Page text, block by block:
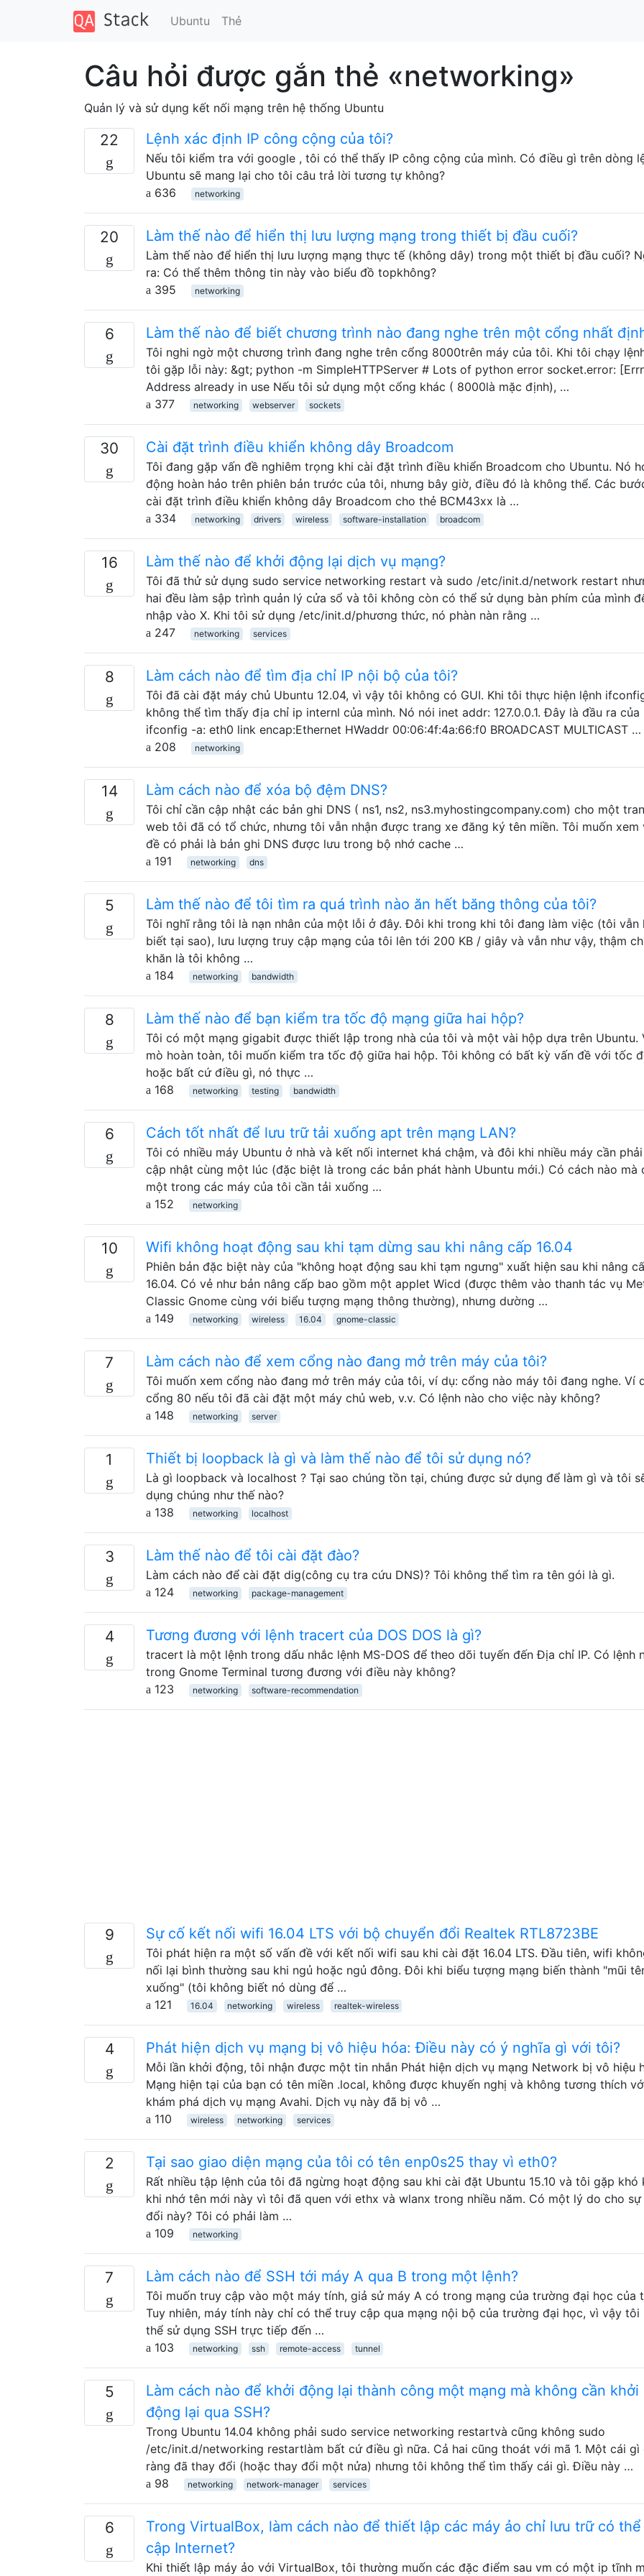
Ubuntu Thẻ
Câu hỏi được gắn thẻ «networking»
Quản lý và sử dụng kết nối mạng trên hệ thống Ubuntu
22 Lệnh xác định IP công cộng của tôi?
Nếu tôi kiểm tra với google , tôi có thể thấy IP công cộng của mình. Có điều gì trên dòng
Ubuntu sẽ mang lại cho tôi câu trả lời tương tự không?
636
networking
20 Làm thế nào để hiển thị lưu lượng mạng trong thiết bị đầu cuối?
Làm thế nào để hiển thị lưu lượng mạng thực tế (không dây) trong một thiết bị đầu cuối?
ra: Có thể thêm thông tin này vào biểu đồ topkhông?
395
networking
6 Làm thế nào để biết chương trình nào đang nghe trên một cổng nhất
Tôi nghi ngờ một chương trình đang nghe trên cổng 8000trên máy của tôi. Khi tôi chạy
tôi gặp lỗi này: &gt; python -m SimpleHTTPServer # Lots of python error socket.error:
Address already in use Nếu tôi sử dụng một cổng khác ( 8000là mặc định), …
377
networking webserver sockets
30 Cài đặt trình điều khiển không dây Broadcom
Tôi đang gặp vấn đề nghiêm trọng khi cài đặt trình điều khiển Broadcom cho Ubuntu. Nó
động hoàn hảo trên phiên bản trước của tôi, nhưng bây giờ, điều đó là không thể. Các
cài đặt trình điều khiển không dây Broadcom cho thẻ BCM43xx là …
334
networking drivers wireless software-installation broadcom
16 Làm thế nào để khởi động lại dịch vụ mạng?
Tôi đã thử sử dụng sudo service networking restart và sudo /etc/init.d/network restart
hai đều làm sập trình quản lý cửa sổ và tôi không còn có thể sử dụng bàn phím của mình
nhập vào X. Khi tôi sử dụng /etc/init.d/phương thức, nó phàn nàn rằng …
247
networking services
8 Làm cách nào để tìm địa chỉ IP nội bộ của tôi?
Tôi đã cài đặt máy chủ Ubuntu 12.04, vì vậy tôi không có GUI. Khi tôi thực hiện lệnh
không thể tìm thấy địa chỉ ip internl của mình. Nó nói inet addr: 127.0.0.1. Đây là đầu ra của
ifconfig -a: eth0 link encap:Ethernet HWaddr 00:06:4f:4a:66:f0 BROADCAST MULTICAST …
208
networking
14 Làm cách nào để xóa bộ đệm DNS?
Tôi chỉ cần cập nhật các bản ghi DNS ( ns1, ns2, ns3.myhostingcompany.com) cho một
web tôi đã có tổ chức, nhưng tôi vẫn nhận được trang xe đăng ký tên miền. Tôi muốn xem
đề có phải là bản ghi DNS được lưu trong bộ nhớ cache …
191
networking dns
5 Làm thế nào để tôi tìm ra quá trình nào ăn hết băng thông của tôi?
Tôi nghĩ rằng tôi là nạn nhân của một lỗi ở đây. Đôi khi trong khi tôi đang làm việc (tôi vẫn
biết tại sao), lưu lượng truy cập mạng của tôi lên tới 200 KB / giây và vẫn như vậy, thậm
khăn là tôi không …
184
networking bandwidth
8 Làm thế nào để bạn kiểm tra tốc độ mạng giữa hai hộp?
Tôi có một mạng gigabit được thiết lập trong nhà của tôi và một vài hộp dựa trên Ubuntu.
mò hoàn toàn, tôi muốn kiểm tra tốc độ giữa hai hộp. Tôi không có bất kỳ vấn đề với tốc
hoặc bất cứ điều gì, nó thực …
168
networking testing bandwidth
6 Cách tốt nhất để lưu trữ tải xuống apt trên mạng LAN?
Tôi có nhiều máy Ubuntu ở nhà và kết nối internet khá chậm, và đôi khi nhiều máy cần
cập nhật cùng một lúc (đặc biệt là trong các bản phát hành Ubuntu mới.) Có cách nào mà
một trong các máy của tôi cần tải xuống …
152
networking
10 Wifi không hoạt động sau khi tạm dừng sau khi nâng cấp 16.04
Phiên bản đặc biệt này của "không hoạt động sau khi tạm ngưng" xuất hiện sau khi nâng
16.04. Có vẻ như bản nâng cấp bao gồm một applet Wicd (được thêm vào thanh tác vụ
Classic Gnome cùng với biểu tượng mạng thông thường), nhưng dường …
149
networking wireless 16.04 gnome-classic
7 Làm cách nào để xem cổng nào đang mở trên máy của tôi?
Tôi muốn xem cổng nào đang mở trên máy của tôi, ví dụ: cổng nào máy tôi đang nghe. Ví
cổng 80 nếu tôi đã cài đặt một máy chủ web, v.v. Có lệnh nào cho việc này không?
148
networking server
1 Thiết bị loopback là gì và làm thế nào để tôi sử dụng nó?
Là gì loopback và localhost ? Tại sao chúng tồn tại, chúng được sử dụng để làm gì và tôi
dụng chúng như thế nào?
138
networking localhost
3 Làm thế nào để tôi cài đặt đào?
Làm cách nào để cài đặt dig(công cụ tra cứu DNS)? Tôi không thể tìm ra tên gói là gì.
124
networking package-management
4 Tương đương với lệnh tracert của DOS DOS là gì?
tracert là một lệnh trong dấu nhắc lệnh MS-DOS để theo dõi tuyến đến Địa chỉ IP. Có lệnh
trong Gnome Terminal tương đương với điều này không?
123
networking software-recommendation
9 Sự cố kết nối wifi 16.04 LTS với bộ chuyển đổi Realtek RTL8723BE
Tôi phát hiện ra một số vấn đề với kết nối wifi sau khi cài đặt 16.04 LTS. Đầu tiên, wifi
nối lại bình thường sau khi ngủ hoặc ngủ đông. Đôi khi biểu tượng mạng biến thành "mũi
xuống" (tôi không biết nó dùng để …
121
16.04 networking wireless realtek-wireless
4 Phát hiện dịch vụ mạng bị vô hiệu hóa: Điều này có ý nghĩa gì với tôi?
Mỗi lần khởi động, tôi nhận được một tin nhắn Phát hiện dịch vụ mạng Network bị vô hiệu
Mạng hiện tại của bạn có tên miền .local, không được khuyến nghị và không tương thích
khám phá dịch vụ mạng Avahi. Dịch vụ này đã bị vô …
110
wireless networking services
2 Tại sao giao diện mạng của tôi có tên enp0s25 thay vì eth0?
Rất nhiều tập lệnh của tôi đã ngừng hoạt động sau khi cài đặt Ubuntu 15.10 và tôi gặp khó
khi nhớ tên mới này vì tôi đã quen với ethx và wlanx trong nhiều năm. Có một lý do cho
đổi này? Tôi có phải làm …
109
networking
7 Làm cách nào để SSH tới máy A qua B trong một lệnh?
Tôi muốn truy cập vào một máy tính, giả sử máy A có trong mạng của trường đại học của
Tuy nhiên, máy tính này chỉ có thể truy cập qua mạng nội bộ của trường đại học, vì vậy tôi
thể sử dụng SSH trực tiếp đến …
103
networking ssh remote-access tunnel
5
Làm cách nào để khởi động lại thành công một mạng mà không cần khởi
động lại qua SSH?
Trong Ubuntu 14.04 không phải sudo service networking restartvà cũng không sudo
/etc/init.d/networking restartlàm bất cứ điều gì nữa. Cả hai cũng thoát với mã 1. Một cái gì
ràng đã thay đổi (hoặc thay đổi một nửa) nhưng tôi không thể tìm thấy cái gì. Điều này …
98
networking network-manager services
6
Trong VirtualBox, làm cách nào để thiết lập các máy ảo chỉ lưu trữ có
cập Internet?
Khi thiết lập máy ảo với VirtualBox, tôi thường muốn các đặc điểm sau vm có một ip tĩnh